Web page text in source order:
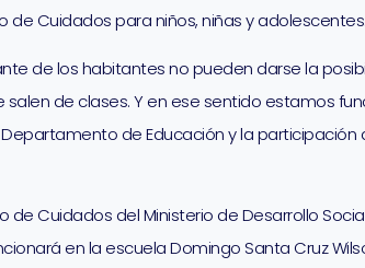
Cuidados para niños, niñas y adolescentes.
de los habitantes no pueden darse la
de clases. Y en ese sentido estamos
de Educación y la participación
Cuidados del Ministerio de Desarrollo
en la escuela Domingo Santa Cruz